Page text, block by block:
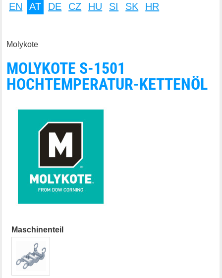
EN AT DE CZ HU SI SK HR
Molykote
MOLYKOTE S-1501
HOCHTEMPERATUR-KETTENÖL
Maschinenteil